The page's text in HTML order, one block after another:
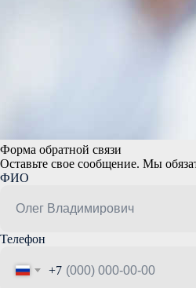
Форма обратной связи
Оставьте свое сообщение. Мы
ФИО
Телефон
+7